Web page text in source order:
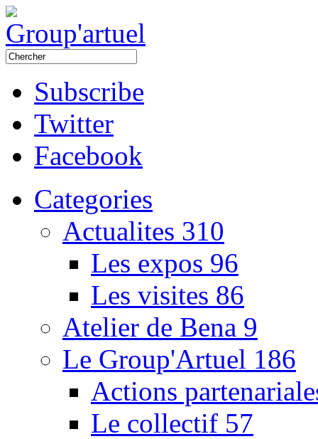
Subscribe
Twitter
Facebook
Categories
Actualites 310
Les expos 96
Les visites 86
Atelier de Bena 9
Le Group'Artuel 186
Actions
Le collectif 57